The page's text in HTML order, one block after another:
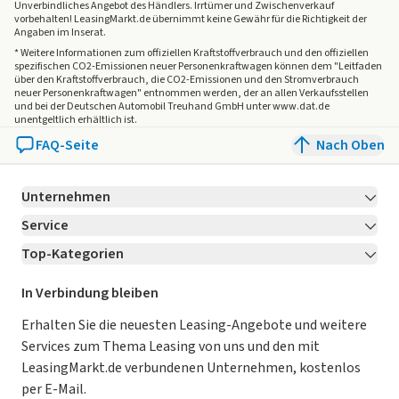
Unverbindliches Angebot desHändlers. Irrtümer und Zwischenverkauf
vorbehalten! LeasingMarkt.de übernimmt keine Gewähr für die Richtigkeit der
Angaben im Inserat.
* Weitere Informationen zum offiziellen Kraftstoffverbrauch und den offiziellen
spezifischen CO2-Emissionen neuer Personenkraftwagen können dem "Leitfaden
über den Kraftstoffverbrauch, die CO2-Emissionen und den Stromverbrauch
neuer Personenkraftwagen" entnommen werden, der an allen Verkaufsstellen
und bei der Deutschen Automobil Treuhand GmbH unter www.dat.de
unentgeltlich erhältlich ist.
FAQ-Seite Nach Oben
Unternehmen
Über LeasingMarkt.de
Karriere Jetzt bewerben!
Für Händler
Kooperation mit AutoScout24
AGB
Datenschutz
Service
Kontakt
Ratgeber
Magazin
Datenschutz-Einstellungen
So funktioniert’s
Top-Kategorien
Leasing Deals
Gebrauchtwagen Leasing
Leasing ohne Anzahlung
E-Auto Leasing
In Verbindung bleiben
Erhalten Sie die neuesten Leasing-Angebote und weitere
Services zum Thema Leasing von uns und den mit
LeasingMarkt.de verbundenen Unternehmen, kostenlos
per E-Mail.